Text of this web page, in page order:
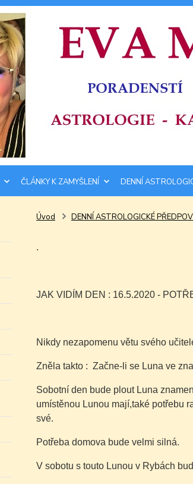
ČLÁNKY K ZAMYŠLENÍ DENNÍ
Úvod DENNÍ ASTROLOGICKÉ
.
JAK VIDÍM DEN : 16.5.2020 -
Nikdy nezapomenu větu svého
Zněla takto : Začne-li se Luna ve
Sobotní den bude plout Luna
umístěnou Lunou mají,také potřebu
své.
Potřeba domova bude velmi silná.
V sobotu s touto Lunou v Rybách